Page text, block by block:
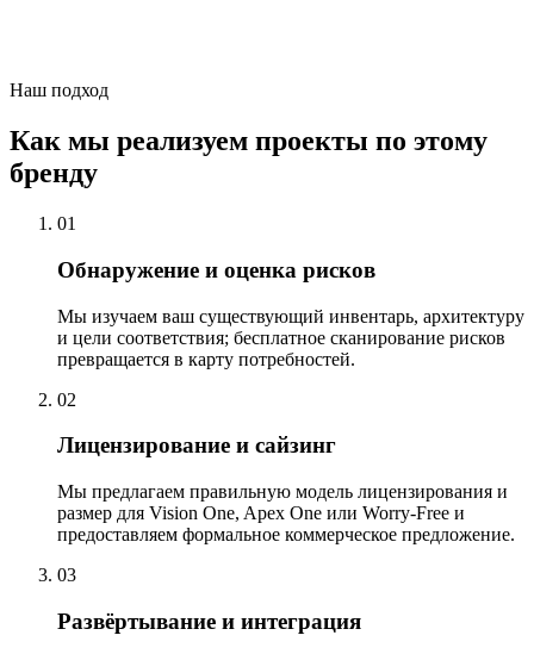
Наш подход
Как мы реализуем проекты по этому
бренду
01
Обнаружение и оценка рисков
Мы изучаем ваш существующий инвентарь, архитектуру
и цели соответствия; бесплатное сканирование рисков
превращается в карту потребностей.
02
Лицензирование и сайзинг
Мы предлагаем правильную модель лицензирования и
размер для Vision One, Apex One или Worry-Free и
предоставляем формальное коммерческое предложение.
03
Развёртывание и интеграция